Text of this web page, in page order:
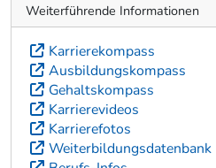
Weiterführende Informationen
Karrierekompass
Ausbildungskompass
Gehaltskompass
Karrierevideos
Karrierefotos
Weiterbildungsdatenbank